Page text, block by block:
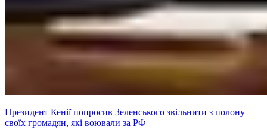
Президент Кенії попросив Зеленського звільнити з полону
своїх громадян, які воювали за РФ